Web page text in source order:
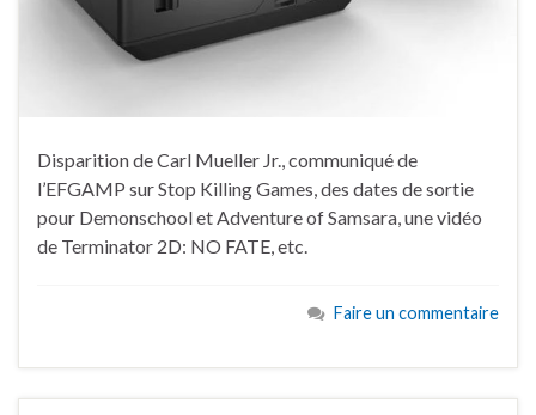
Disparition de Carl Mueller Jr., communiqué de
l’EFGAMP sur Stop Killing Games, des dates de sortie
pour Demonschool et Adventure of Samsara, une vidéo
de Terminator 2D: NO FATE, etc.
Faire un commentaire